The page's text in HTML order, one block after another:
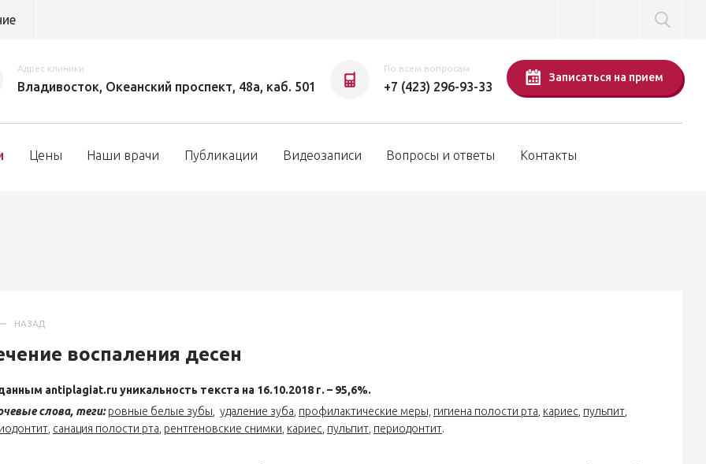
Адрес клиники
Владивосток, Океанский проспект, 48а, каб. 501
По всем вопросам
+7 (423) 296-93-33
Записаться на прием
Цены Наши врачи Публикации Видеозаписи Вопросы и ответы Контакты
НАЗАД
воспаления десен
antiplagiat.ru уникальность текста на 16.10.2018 г. – 95,6%.
слова, теги: ровные белые зубы удаление зуба профилактические меры, гигиена полости рта кариес пульпит,
, санация полости рта рентгеновские снимки кариес пульпит, периодонтит.